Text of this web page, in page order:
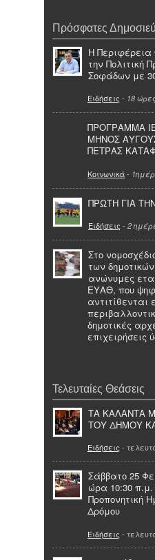
Πρόσφατες
Η Περιφέρεια
την Πολιτική
Σοφάδων με
Ειδήσεις - 18
ΠΡΟΓΡΑΜΜΑ
ΜΗΝΟΣ
ΠΕΤΡΑΣ
Κοινωνικά-
ΠΡΩΤΗ ΓΙΑ
Ειδήσεις - 2
Στο
των
ανώνυμες
ΕΥΑΘ, που
αντιτίθενται
δημοτικές
επιχειρήσεις
Τελευταίες Θεάσεις
ΤΑ ΚΑΛΑΝΤΑ
ΤΟΥ ΔΗΜΟΥ
Ειδήσεις -
Σάββατο 25
ώρα 10:30
Προπονητική
Δρόμου
Ειδήσεις -